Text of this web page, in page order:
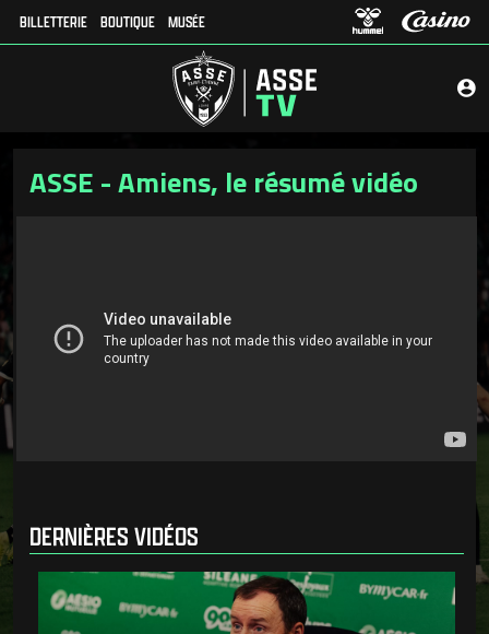
BILLETTERIE BOUTIQUE MUSÉE
ASSE - Amiens, le résumé vidéo
DERNIÈRES VIDÉOS